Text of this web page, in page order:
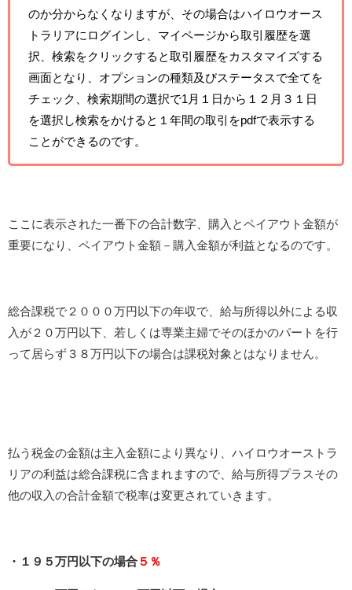
のか分からなくなりますが、その場合はハイロウオース
トラリアにログインし、マイページから取引履歴を選
択、検索をクリックすると取引履歴をカスタマイズする
画面となり、オプションの種類及びステータスで全てを
チェック、検索期間の選択で1月１日から１２月３１日
を選択し検索をかけると１年間の取引をpdfで表示する
ことができるのです。
ここに表示された一番下の合計数字、購入とペイアウト金額が
重要になり、ペイアウト金額－購入金額が利益となるのです。
総合課税で２０００万円以下の年収で、給与所得以外による収
入が２０万円以下、若しくは専業主婦でそのほかのパートを行
って居らず３８万円以下の場合は課税対象とはなりません。
払う税金の金額は主入金額により異なり、ハイロウオーストラ
リアの利益は総合課税に含まれますので、給与所得プラスその
他の収入の合計金額で税率は変更されていきます。
・１９５万円以下の場合 ５％